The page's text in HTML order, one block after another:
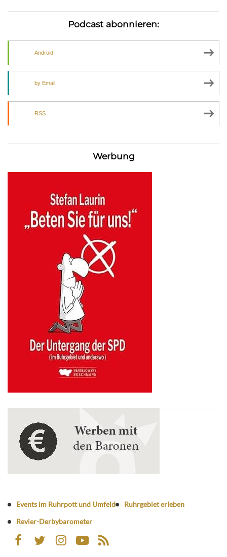
Podcast abonnieren:
Android
by Email
RSS
Werbung
Events im Ruhrpott und Umfeld
Ruhrgebiet erleben
Revier-Derbybarometer